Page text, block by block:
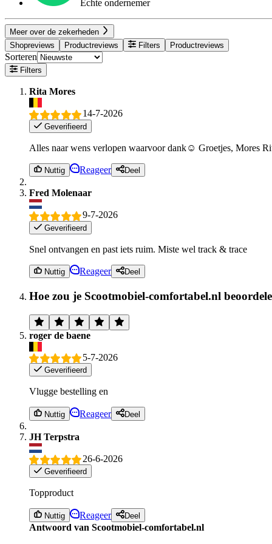
Echte ondernemer
Meer over de zekerheden
Shopreviews
Productreviews Filters Productreviews
Sorteren
Filters
Rita Mores
14-7-2026
Geverifieerd
Alles naar wens verlopen waarvoor dank☺️ Groetjes, Mores
Nuttig Reageer Deel
Fred Molenaar
9-7-2026
Geverifieerd
Snel ontvangen en past iets ruim. Miste wel track & trace
Nuttig Reageer Deel
Hoe zou je Scootmobiel-comfortabel.nl
roger de baene
5-7-2026
Geverifieerd
Vlugge bestelling en
Nuttig Reageer Deel
JH Terpstra
26-6-2026
Geverifieerd
Topproduct
Nuttig Reageer Deel
Antwoord van Scootmobiel-comfortabel.nl